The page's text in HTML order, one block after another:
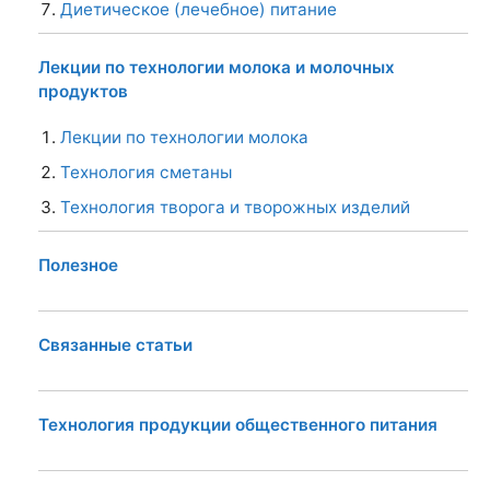
Диетическое (лечебное) питание
Лекции по технологии молока и молочных
продуктов
Лекции по технологии молока
Технология сметаны
Технология творога и творожных изделий
Полезное
Связанные статьи
Технология продукции общественного питания